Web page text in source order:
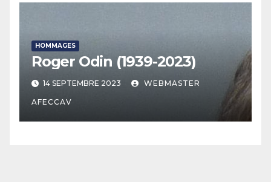
HOMMAGES
Roger Odin (1939-2023)
14 SEPTEMBRE 2023 WEBMASTER
AFECCAV